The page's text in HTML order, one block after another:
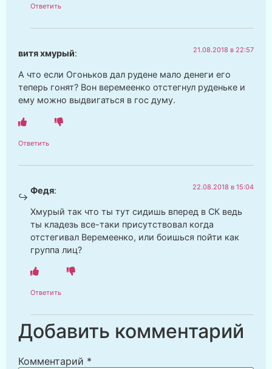
Ответить
витя хмурый: 21.08.2018 в 22:57
А что если Огоньков дал рудене мало денеги его
теперь гонят? Вон веремеенко отстегнул руденьке и
ему можно выдвигаться в гос думу.
Ответить
Федя: 22.08.2018 в 15:04
Хмурый так что ты тут сидишь вперед в СК ведь
ты кладезь все-таки присутствовал когда
отстегивал Веремеенко, или боишься пойти как
группа лиц?
Ответить
Добавить комментарий
Комментарий *